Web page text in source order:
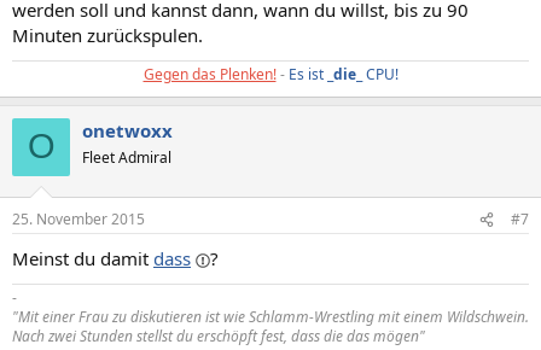
werden soll und kannst dann, wann du willst, bis zu 90
Minuten zurückspulen.
Gegen das Plenken!- Es ist _ die_ CPU!
O onetwoxx
Fleet Admiral
25. November 2015 #7
Meinst du damit dass ?
-
"Mit einer Frau zu diskutieren ist wie Schlamm-Wrestling mit einem Wildschwein.
Nach zwei Stunden stellst du erschöpft fest, dass die das mögen"